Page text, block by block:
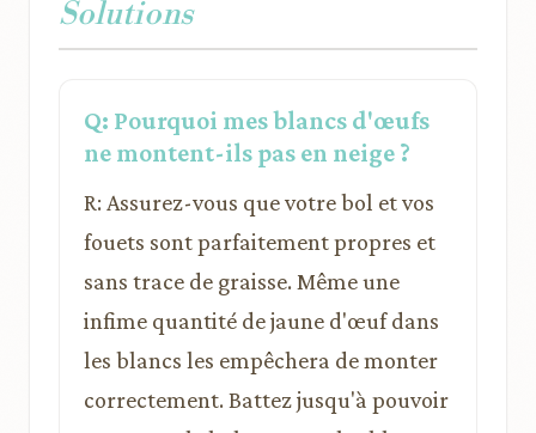
Solutions
Q: Pourquoi mes blancs d'œufs
ne montent-ils pas en neige ?
R: Assurez-vous que votre bol et vos
fouets sont parfaitement propres et
sans trace de graisse. Même une
infime quantité de jaune d'œuf dans
les blancs les empêchera de monter
correctement. Battez jusqu'à pouvoir